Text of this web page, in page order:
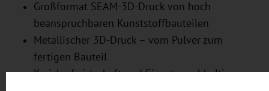
Großformat SEAM-3D-Druck von hoch
beanspruchbaren Kunststoffbauteilen
Metallischer 3D-Druck – vom Pulver zum
fertigen Bauteil
Kreislaufwirtschaft und Einsatz nachhaltiger